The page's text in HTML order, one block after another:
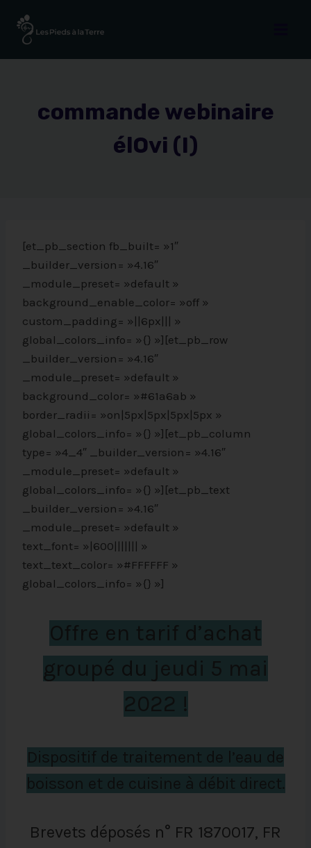
commande webinaire
élOvi (I)
[et_pb_section fb_built= »1″
_builder_version= »4.16″
_module_preset= »default »
background_enable_color= »off »
custom_padding= »||6px||| »
global_colors_info= »{} »][et_pb_row
_builder_version= »4.16″
_module_preset= »default »
background_color= »#61a6ab »
border_radii= »on|5px|5px|5px|5px »
global_colors_info= »{} »][et_pb_column
type= »4_4″ _builder_version= »4.16″
_module_preset= »default »
global_colors_info= »{} »][et_pb_text
_builder_version= »4.16″
_module_preset= »default »
text_font= »|600||||||| »
text_text_color= »#FFFFFF »
global_colors_info= »{} »]
Brevets déposés n° FR 1870017, FR